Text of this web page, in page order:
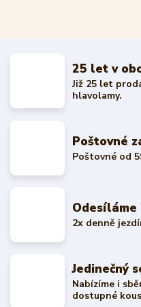
25 let v
Již 25 let
hlavolamy.
Poštovné
Poštovné od
Odesíláme
2x denně
Jedinečný
Nabízíme i
dostupné